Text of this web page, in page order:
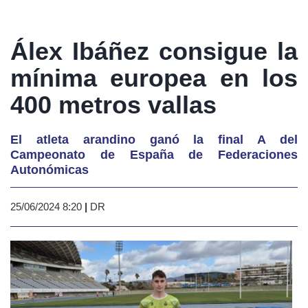
Álex Ibáñez consigue la
mínima europea en los
400 metros vallas
El atleta arandino ganó la final A del
Campeonato de España de Federaciones
Autonómicas
25/06/2024 8:20 | DR